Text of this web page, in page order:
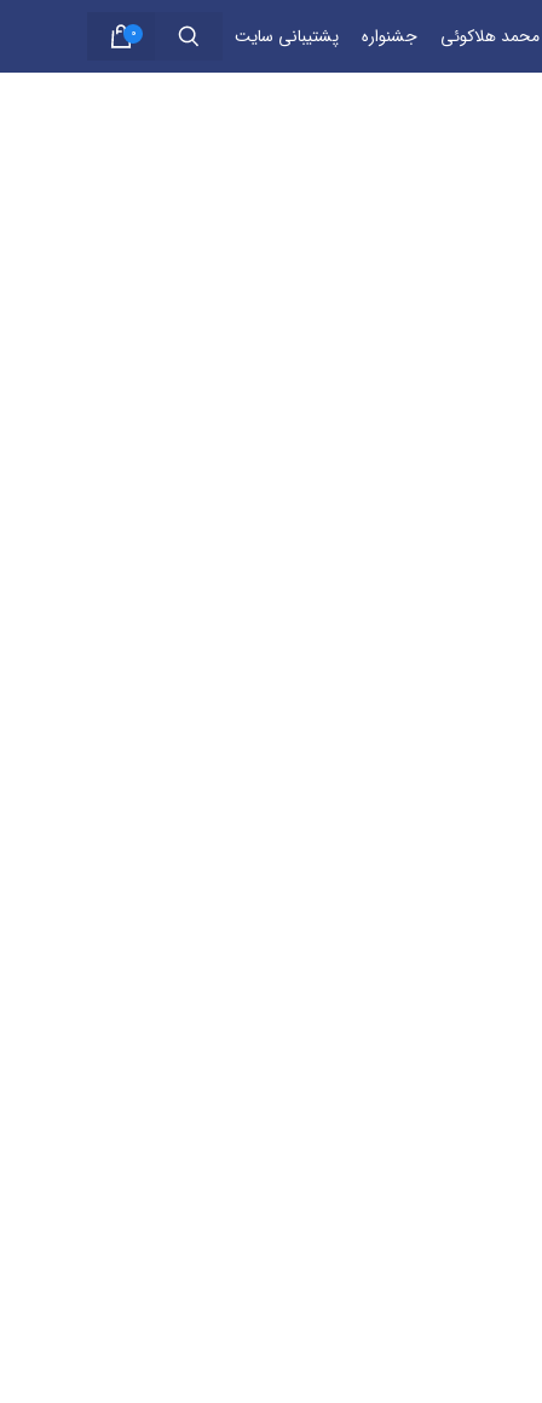
محمد هلاکوئی جشنواره پشتیبانی سایت 0